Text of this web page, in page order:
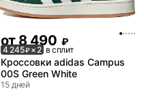
от 8 490 ₽
4 245₽× 2 в сплит
Кроссовки adidas Campus
00S Green White
15 дней